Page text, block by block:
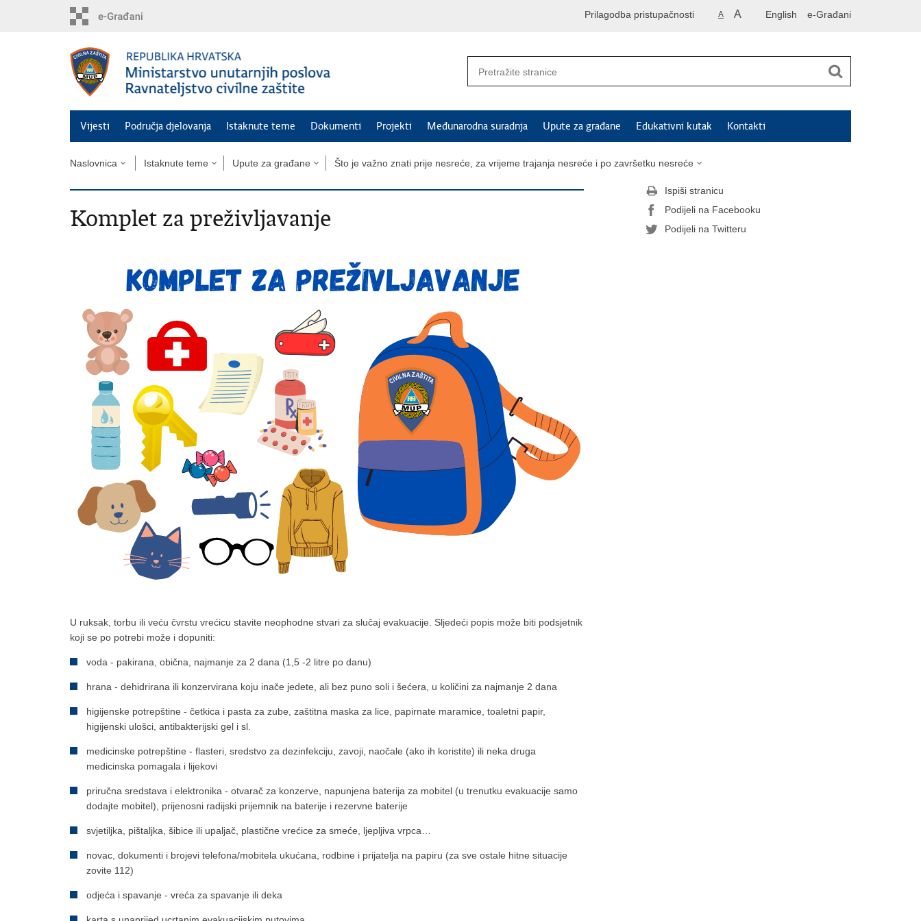
English e-Građani
A A
Prilagodba pristupačnosti
Vijesti Područja djelovanja Istaknute teme Dokumenti Projekti Međunarodna suradnja Upute za građane Edukativni kutak Kontakti
Naslovnica Istaknute teme Upute za građane Što je važno znati prije nesreće, za vrijeme trajanja nesreće i po završetku nesreće
Komplet za preživljavanje
U ruksak, torbu ili veću čvrstu vrećicu stavite neophodne stvari za slučaj evakuacije. Sljedeći popis može biti podsjetnik
koji se po potrebi može i dopuniti:
voda - pakirana, obična, najmanje za 2 dana (1,5 -2 litre po danu)
hrana - dehidrirana ili konzervirana koju inače jedete, ali bez puno soli i šećera, u količini za najmanje 2 dana
higijenske potrepštine - četkica i pasta za zube, zaštitna maska za lice, papirnate maramice, toaletni papir,
higijenski ulošci, antibakterijski gel i sl.
medicinske potrepštine - flasteri, sredstvo za dezinfekciju, zavoji, naočale (ako ih koristite) ili neka druga
medicinska pomagala i lijekovi
priručna sredstava i elektronika - otvarač za konzerve, napunjena baterija za mobitel (u trenutku evakuacije samo
dodajte mobitel), prijenosni radijski prijemnik na baterije i rezervne baterije
svjetiljka, pištaljka, šibice ili upaljač, plastične vrećice za smeće, ljepljiva vrpca…
novac, dokumenti i brojevi telefona/mobitela ukućana, rodbine i prijatelja na papiru (za sve ostale hitne situacije
zovite 112)
odjeća i spavanje - vreća za spavanje ili deka
Ispiši stranicu
Podijeli na Facebooku
Podijeli na Twitteru